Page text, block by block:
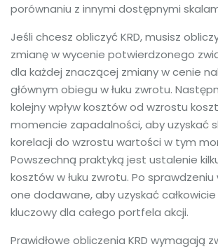
porównaniu z innymi dostępnymi
Jeśli chcesz obliczyć KRD, musisz
zmianę w wycenie potwierdzonego
dla każdej znaczącej zmiany w cenie
głównym obiegu w łuku zwrotu.
kolejny wpływ kosztów od wzrostu
momencie zapadalności, aby uzyskać
korelacji do wzrostu wartości w tym
Powszechną praktyką jest ustalenie
kosztów w łuku zwrotu. Po sprawdzeniu
one dodawane, aby uzyskać całkowicie
kluczowy dla całego portfela akcji.
Prawidłowe obliczenia KRD wymagają